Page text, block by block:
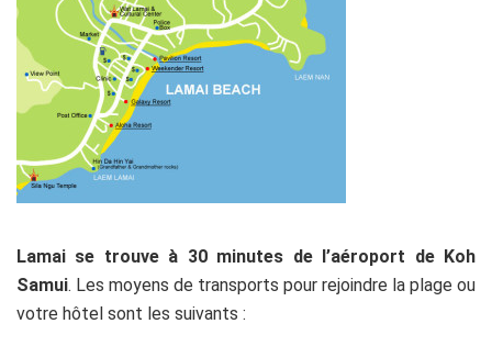
Lamai se trouve à 30 minutes de l’aéroport de Koh
Samui. Les moyens de transports pour rejoindre la plage ou
votre hôtel sont les suivants :